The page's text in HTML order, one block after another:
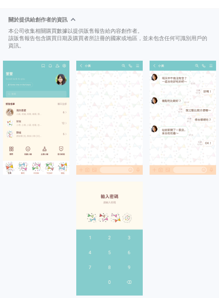
關於提供給創作者的資訊
本公司收集相關購買數據以提供販售報告給內容創作者。
該販售報告包含購買日期及購買者所註冊的國家或地區，並未包含任何可識別用戶的
資訊。